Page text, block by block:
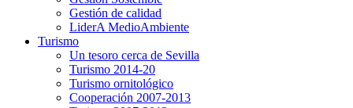
Gestión de calidad
LiderA MedioAmbiente
Turismo
Un tesoro cerca de Sevilla
Turismo 2014-20
Turismo ornitológico
Cooperación 2007-2013